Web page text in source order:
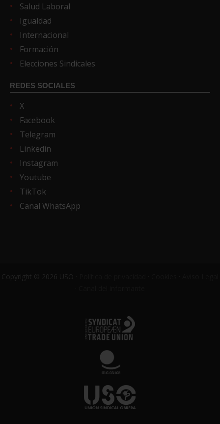
Salud Laboral
Igualdad
Internacional
Formación
Elecciones Sindicales
REDES SOCIALES
X
Facebook
Telegram
Linkedin
Instagram
Youtube
TikTok
Canal WhatsApp
Copyright © 2026 USO ·